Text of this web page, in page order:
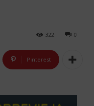
0
322
Pinterest